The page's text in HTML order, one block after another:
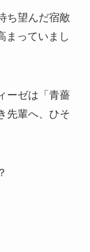
ち望んだ宿敵
まっていまし
ーゼは「青薔
先輩へ、ひそ